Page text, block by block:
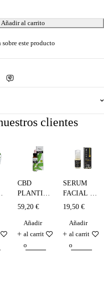
Añadir al carrito
este producto
clientes
CBD
PLANTIS
10%
10 ml.
59,20 €
Añadir
al carrit
o
SERUM
FACIAL -
30 ml.
19,50€
Añadir
al carrit
o